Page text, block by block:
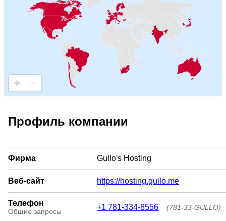
Профиль компании
Фирма Gullo's Hosting
Веб-сайт https://hosting.gullo.me
Телефон
Общие запросы
+1 781-334-8556 (781-33-GULLO)